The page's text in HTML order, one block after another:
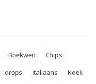
Boekweit
Chips
drops Italiaans
Koek